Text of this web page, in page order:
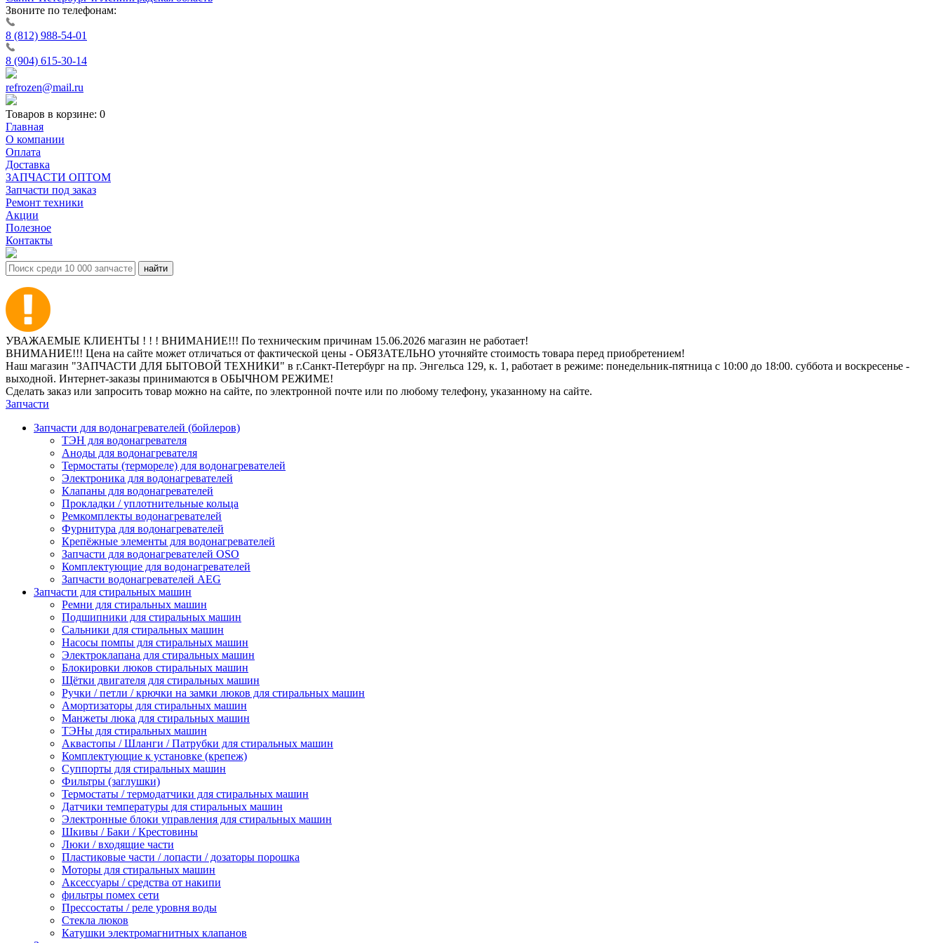
Звоните по телефонам:
8 (812) 988-54-01
8 (904) 615-30-14
refrozen@mail.ru
Товаров в корзине: 0
Главная
О компании
Оплата
Доставка
ЗАПЧАСТИ ОПТОМ
Запчасти под заказ
Ремонт техники
Акции
Полезное
Контакты
УВАЖАЕМЫЕ КЛИЕНТЫ ! ! ! ВНИМАНИЕ!!! По техническим причинам 15.06.2026 магазин не работает!
ВНИМАНИЕ!!! Цена на сайте может отличаться от фактической цены - ОБЯЗАТЕЛЬНО уточняйте стоимость товара перед приобретением!
Наш магазин "ЗАПЧАСТИ ДЛЯ БЫТОВОЙ ТЕХНИКИ" в г.Санкт-Петербург на пр. Энгельса 129, к. 1, работает в режиме: понедельник-пятница с 10:00 до 18:00. суббота и воскресенье -
выходной. Интернет-заказы принимаются в ОБЫЧНОМ РЕЖИМЕ!
Сделать заказ или запросить товар можно на сайте, по электронной почте или по любому телефону, указанному на сайте.
Запчасти
Запчасти для водонагревателей (бойлеров)
ТЭН для водонагревателя
Аноды для водонагревателя
Термостаты (термореле) для водонагревателей
Электроника для водонагревателей
Клапаны для водонагревателей
Прокладки / уплотнительные кольца
Ремкомплекты водонагревателей
Фурнитура для водонагревателей
Крепёжные элементы для водонагревателей
Запчасти для водонагревателей OSO
Комплектующие для водонагревателей
Запчасти водонагревателей AEG
Запчасти для стиральных машин
Ремни для стиральных машин
Подшипники для стиральных машин
Сальники для стиральных машин
Насосы помпы для стиральных машин
Электроклапана для стиральных машин
Блокировки люков стиральных машин
Щётки двигателя для стиральных машин
Ручки / петли / крючки на замки люков для стиральных машин
Амортизаторы для стиральных машин
Манжеты люка для стиральных машин
ТЭНы для стиральных машин
Аквастопы / Шланги / Патрубки для стиральных машин
Комплектующие к установке (крепеж)
Суппорты для стиральных машин
Фильтры (заглушки)
Термостаты / термодатчики для стиральных машин
Датчики температуры для стиральных машин
Электронные блоки управления для стиральных машин
Шкивы / Баки / Крестовины
Люки / входящие части
Пластиковые части / лопасти / дозаторы порошка
Моторы для стиральных машин
Аксессуары / средства от накипи
фильтры помех сети
Прессостаты / реле уровня воды
Стекла люков
Катушки электромагнитных клапанов